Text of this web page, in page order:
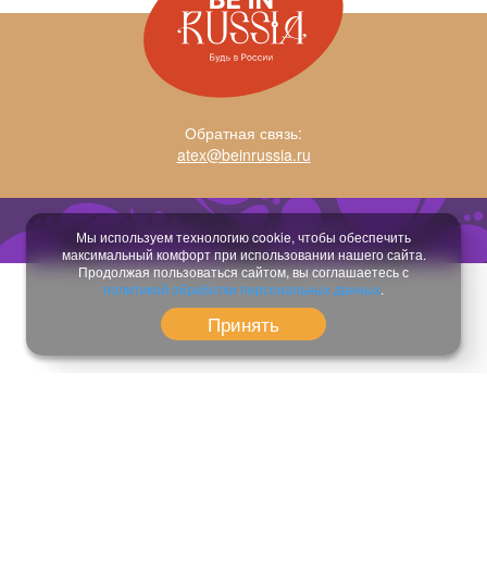
Обратная связь:
atex@beinrussia.ru
Разработка сайта:temeshov.ru
Мы используем технологию cookie, чтобы обеспечить
максимальный комфорт при использовании нашего сайта.
Продолжая пользоваться сайтом, вы соглашаетесь с
политикой обработки персональных данных.
Принять